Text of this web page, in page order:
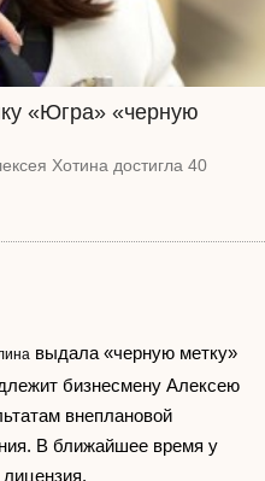
«Югра» «черную
Хотина достигла 40
выдала «черную метку»
бизнесмену Алексею
внеплановой
В ближайшее время у